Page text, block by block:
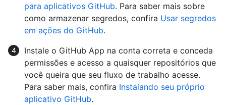
para aplicativos GitHub. Para saber mais sobre
como armazenar segredos, confira Usar segredos
em ações do GitHub.
Instale o GitHub App na conta correta e conceda
permissões e acesso a quaisquer repositórios que
você queira que seu fluxo de trabalho acesse.
Para saber mais, confira Instalando seu próprio
aplicativo GitHub.